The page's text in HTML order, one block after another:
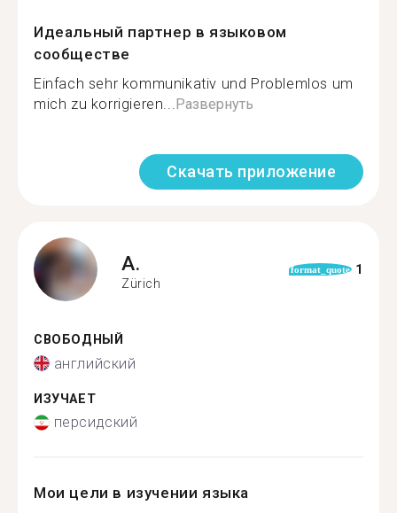
Идеальный партнер в языковом
сообществе
Einfach sehr kommunikativ und Problemlos um
mich zu korrigieren...Развернуть
Скачать приложение
A.
Zürich
format_quote 1
СВОБОДНЫЙ
английский
ИЗУЧАЕТ
персидский
Мои цели в изучении языка